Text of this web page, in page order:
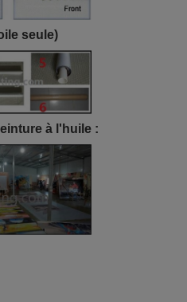
seule)
à l'huile :